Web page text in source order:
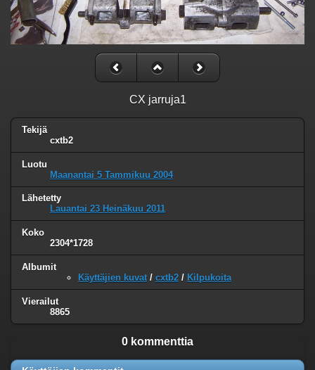
CX jarruja1
Tekijä
cxtb2
Luotu
Maanantai 5 Tammikuu 2004
Lähetetty
Lauantai 23 Heinäkuu 2011
Koko
2304*1728
Albumit
Käyttäjien kuvat / cxtb2 / Kilpukoita
Vierailut
8865
0 kommenttia